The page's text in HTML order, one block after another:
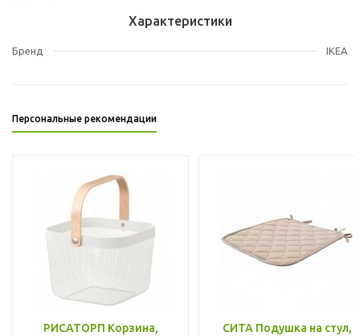
Характеристики
Бренд IKEA
Персональные рекомендации
РИСАТОРП Корзина,
СИТА Подушка на стул,